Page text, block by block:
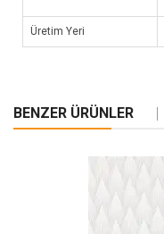
Üretim Yeri
BENZER ÜRÜNLER